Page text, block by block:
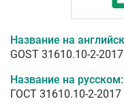
Название на
GOST 31610.10-2-2017
Название на русском:
ГОСТ 31610.10-2-2017